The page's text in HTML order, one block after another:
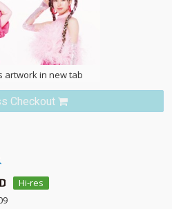
artwork in new tab
Checkout
Hi-res